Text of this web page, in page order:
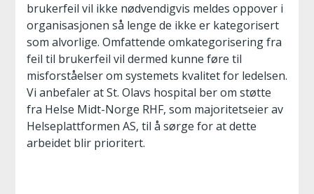
brukerfeil vil ikke nødvendigvis meldes oppover i
organisasjonen så lenge de ikke er kategorisert
som alvorlige. Omfattende omkategorisering fra
feil til brukerfeil vil dermed kunne føre til
misforståelser om systemets kvalitet for ledelsen.
Vi anbefaler at St. Olavs hospital ber om støtte
fra Helse Midt-Norge RHF, som majoritetseier av
Helseplattformen AS, til å sørge for at dette
arbeidet blir prioritert.